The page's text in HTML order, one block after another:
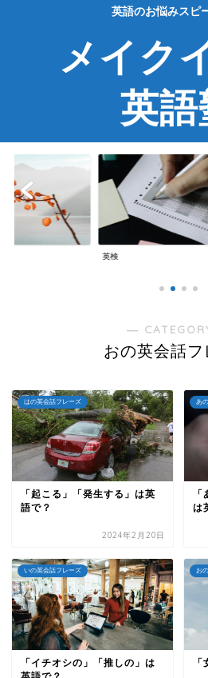
英語のお悩みスピ
メイク
英語
英検
―
おの英会話フ
はの英会話フレーズ
「起こる」「発生する」は英
語で？
2024年2月20日
あ
は
いの英会話フレーズ
「イチオシの」「推しの」は
お